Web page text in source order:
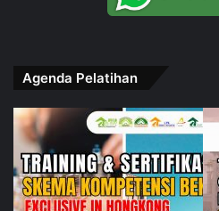
Agenda Pelatihan